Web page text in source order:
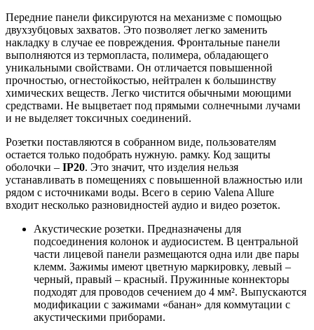
Передние панели фиксируются на механизме с помощью
двухзубцовых захватов. Это позволяет легко заменить
накладку в случае ее повреждения. Фронтальные панели
выполняются из термопласта, полимера, обладающего
уникальными свойствами. Он отличается повышенной
прочностью, огнестойкостью, нейтрален к большинству
химических веществ. Легко чистится обычными моющими
средствами. Не выцветает под прямыми солнечными лучами
и не выделяет токсичных соединений.
Розетки поставляются в собранном виде, пользователям
остается только подобрать нужную. рамку. Код защиты
оболочки – IP20. Это значит, что изделия нельзя
устанавливать в помещениях с повышенной влажностью или
рядом с источниками воды. Всего в серию Valena Allure
входит несколько разновидностей аудио и видео розеток.
Акустические розетки. Предназначены для
подсоединения колонок и аудиосистем. В центральной
части лицевой панели размещаются одна или две пары
клемм. Зажимы имеют цветную маркировку, левый –
черный, правый – красный. Пружинные коннекторы
подходят для проводов сечением до 4 мм². Выпускаются
модификации с зажимами «банан» для коммутации с
акустическими приборами.